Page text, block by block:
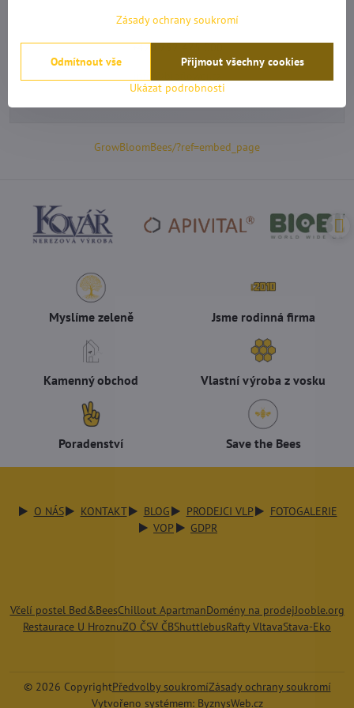
napiš nebo zavolej
+420 792 475 000
GrowBloomBees/?ref=embed_page
Myslíme zeleně Jsme rodinná firma
Kamenný obchod Vlastní výroba z vosku
Poradenství Save the Bees
O NÁS KONTAKT BLOG PRODEJCI VLP
FOTOGALERIE
VOP
GDPR
Včelí postel Bed&BeesChillout ApartmanDomény na prodejJooble.org
Restaurace U HroznuZO ČSV ČBShuttlebusRafty VltavaStava-Eko
© 2026 CopyrightPředvolby soukromíZásady ochrany soukromí
Vytvořeno systémem: ByznysWeb.cz
Zásady ochrany soukromí
Ukázat podrobnosti
Přijmout všechny cookies
Odmítnout vše